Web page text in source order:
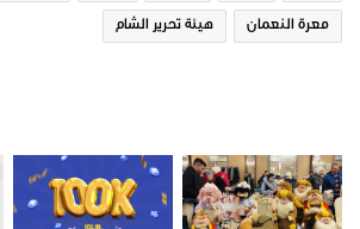
معرة النعمان هيئة تحرير الشام